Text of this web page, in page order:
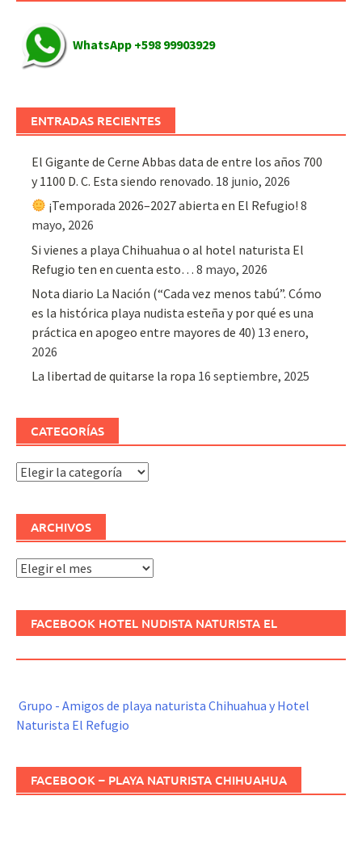
WhatsApp +598 99903929
ENTRADAS RECIENTES
El Gigante de Cerne Abbas data de entre los años 700
y 1100 D. C. Esta siendo renovado. 18 junio, 2026
¡Temporada 2026–2027 abierta en El Refugio! 8
mayo, 2026
Si vienes a playa Chihuahua o al hotel naturista El
Refugio ten en cuenta esto… 8 mayo, 2026
Nota diario La Nación (“Cada vez menos tabú”. Cómo
es la histórica playa nudista esteña y por qué es una
práctica en apogeo entre mayores de 40) 13 enero,
2026
La libertad de quitarse la ropa 16 septiembre, 2025
CATEGORÍAS
Categorías
ARCHIVOS
Archivos
FACEBOOK HOTEL NUDISTA NATURISTA EL
Grupo - Amigos de playa naturista Chihuahua y Hotel
Naturista El Refugio
FACEBOOK – PLAYA NATURISTA CHIHUAHUA